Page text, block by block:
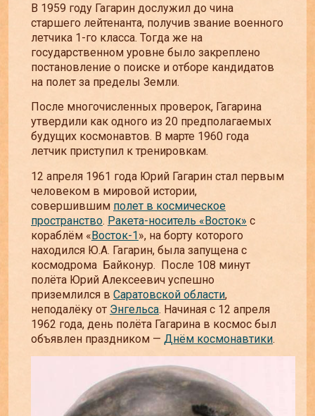
В 1959 году Гагарин дослужил до чина
старшего лейтенанта, получив звание военного
летчика 1-го класса. Тогда же на
государственном уровне было закреплено
постановление о поиске и отборе кандидатов
на полет за пределы Земли.
После многочисленных проверок, Гагарина
утвердили как одного из 20 предполагаемых
будущих космонавтов. В марте 1960 года
летчик приступил к тренировкам.
12 апреля 1961 года Юрий Гагарин стал первым
человеком в мировой истории,
совершившим полет в космическое
пространство. Ракета-носитель «Восток» с
кораблём «Восток-1», на борту которого
находился Ю.А. Гагарин, была запущена с
космодрома Байконур. После 108 минут
полёта Юрий Алексеевич успешно
приземлился в Саратовской области,
неподалёку от Энгельса. Начиная с 12 апреля
1962 года, день полёта Гагарина в космос был
объявлен праздником — Днём космонавтики.